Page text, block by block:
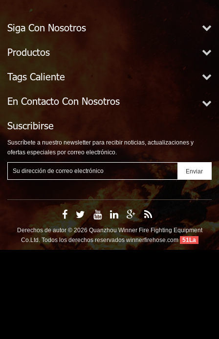
Siga Con Nosotros
Productos
Tags Caliente
En Contacto Con Nosotros
Suscribirse
Suscríbete a nuestro newsletter para recibir noticias, actualizaciones y
ofertas especiales por correo electrónico.
Derechos de autor © 2026 Quanzhou Winner Fire Fighting Equipment
Co.Ltd. Todos los derechos reservadoswinnerfirehose.com 51La